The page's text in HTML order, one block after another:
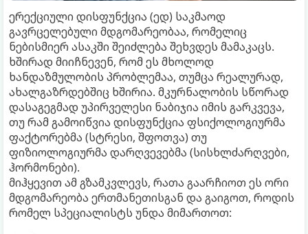
ერექციული დისფუნქცია (ედ) საკმაოდ
გავრცელებული მდგომარეობაა, რომელიც
ნებისმიერ ასაკში შეიძლება შეხვდეს მამაკაცს.
ხშირად მიიჩნევენ, რომ ეს მხოლოდ
ხანდაზმულობის პრობლემაა, თუმცა რეალურად,
ახალგაზრდებშიც ხშირია. მკურნალობის სწორად
დასაგეგმად უპირველესი ნაბიჯია იმის გარკვევა,
თუ რამ გამოიწვია დისფუნქცია ფსიქოლოგიურმა
ფაქტორებმა (სტრესი, შფოთვა) თუ
ფიზიოლოგიურმა დარღვევებმა (სისხლძარღვები,
ჰორმონები).
მიჰყევით ამ გზამკვლევს, რათა გაარჩიოთ ეს ორი
მდგომარეობა ერთმანეთისგან და გაიგოთ, როდის
რომელ სპეციალისტს უნდა მიმართოთ: